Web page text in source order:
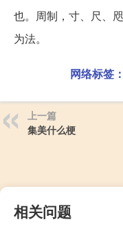
也。周制，寸、尺、
为法。
网络标签：
上一篇
集美什么梗
相关问题